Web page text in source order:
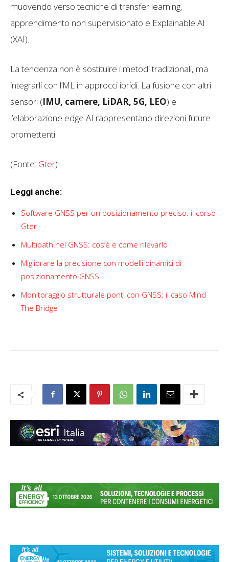
muovendo verso tecniche di transfer learning,
apprendimento non supervisionato e Explainable AI
(XAI).
La tendenza non è sostituire i metodi tradizionali, ma
integrarli con l’ML in approcci ibridi. La fusione con altri
sensori (IMU, camere, LiDAR, 5G, LEO) e
l’elaborazione edge AI rappresentano direzioni future
promettenti.
(Fonte: Gter)
Leggi anche:
Software GNSS per un posizionamento preciso: il corso
Gter
Multipath nel GNSS: cos’è e come rilevarlo
Migliorare la precisione con modelli dinamici di
posizionamento GNSS
Monitoraggio strutturale ponti con GNSS: il caso Mind
The Bridge